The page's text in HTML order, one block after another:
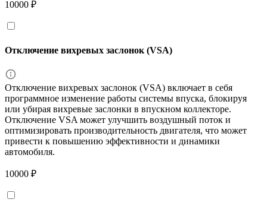
10000 ₽
Отключение вихревых заслонок (VSA)
Отключение вихревых заслонок (VSA) включает в себя
программное изменение работы системы впуска, блокируя
или убирая вихревые заслонки в впускном коллекторе.
Отключение VSA может улучшить воздушный поток и
оптимизировать производительность двигателя, что может
привести к повышению эффективности и динамики
автомобиля.
10000 ₽